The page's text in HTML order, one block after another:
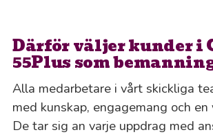
Därför väljer kunder i
55Plus som
Alla medarbetare i vårt skickliga
med kunskap, engagemang och
De tar sig an varje uppdrag med